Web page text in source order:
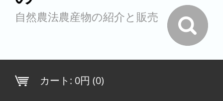
自然農法農産物の紹介と販売
カート: 0円 (0)